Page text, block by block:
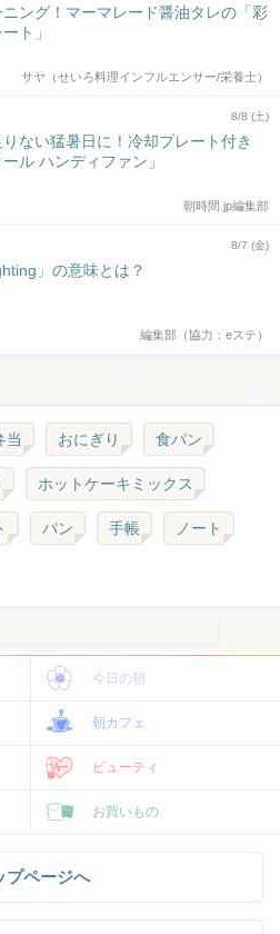
ング！マーマレード醤油タレの「彩
ト」
サヤ（せいろ料理インフルエンサー/栄養士）
8/8 (土)
りない猛暑日に！冷却プレート付き
ール ハンディファン」
朝時間.jp編集部
8/7 (金)
」の意味とは？
編集部（協力：eステ）
当 おにぎり 食パン
ホットケーキミックス
パン 手帳 ノート
今日の朝
朝カフェ
ビューティ
お買いもの
プページへ